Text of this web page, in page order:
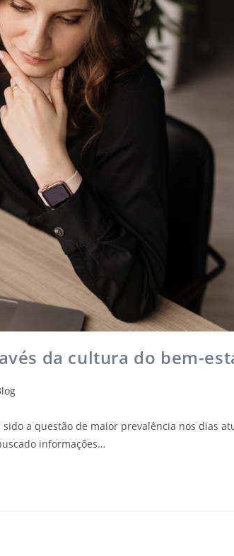
da cultura do bem-
a questão de maior prevalência nos dias
informações…